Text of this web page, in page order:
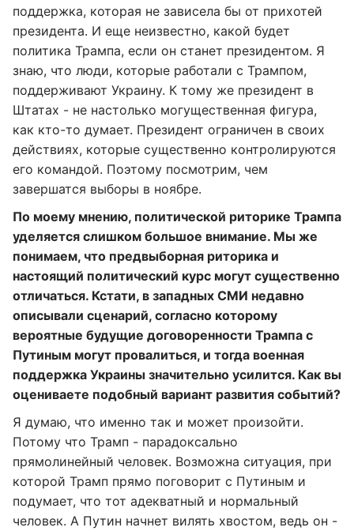
поддержка, которая не зависела бы от прихотей
президента. И еще неизвестно, какой будет
политика Трампа, если он станет президентом. Я
знаю, что люди, которые работали с Трампом,
поддерживают Украину. К тому же президент в
Штатах - не настолько могущественная фигура,
как кто-то думает. Президент ограничен в своих
действиях, которые существенно контролируются
его командой. Поэтому посмотрим, чем
завершатся выборы в ноябре.
По моему мнению, политической риторике Трампа
уделяется слишком большое внимание. Мы же
понимаем, что предвыборная риторика и
настоящий политический курс могут существенно
отличаться. Кстати, в западных СМИ недавно
описывали сценарий, согласно которому
вероятные будущие договоренности Трампа с
Путиным могут провалиться, и тогда военная
поддержка Украины значительно усилится. Как вы
оцениваете подобный вариант развития событий?
Я думаю, что именно так и может произойти.
Потому что Трамп - парадоксально
прямолинейный человек. Возможна ситуация, при
которой Трамп прямо поговорит с Путиным и
подумает, что тот адекватный и нормальный
человек. А Путин начнет вилять хвостом, ведь он -